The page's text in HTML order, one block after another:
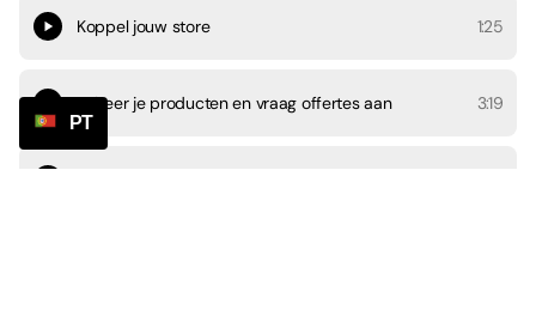
Koppel jouw store 1:25
Beheer je producten en vraag offertes aan 3:19
PT